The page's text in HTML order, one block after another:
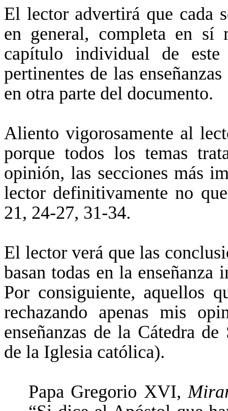
El lector advertirá que cada
en general, completa en sí
capítulo individual de
pertinentes de las
en otra parte del documento.
Aliento vigorosamente al
porque todos los temas
opinión, las secciones más
lector definitivamente no
21, 24-27, 31-34.
El lector verá que las
basan todas en la
Por consiguiente, aquellos
rechazando apenas mis
enseñanzas de la Cátedra
de la Iglesia católica).
Papa Gregorio XVI,